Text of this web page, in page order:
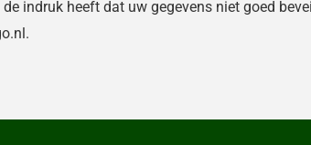
indruk heeft dat uw gegevens niet goed